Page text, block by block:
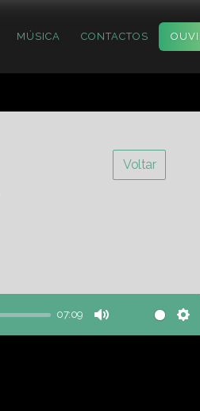
MÚSICA CONTACTOS
Voltar
07:09
Mute